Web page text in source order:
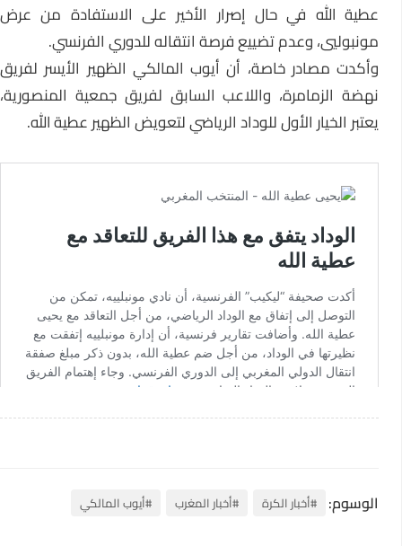
عطية الله في حال إصرار الأخير على الاستفادة من عرض
مونبوليي، وعدم تضييع فرصة انتقاله للدوري الفرنسي.
وأكدت مصادر خاصة، أن أيوب المالكي الظهير الأيسر لفريق
نهضة الزمامرة، واللاعب السابق لفريق جمعية المنصورية،
يعتبر الخيار الأول للوداد الرياضي لتعويض الظهير عطية الله.
الوسوم: #أخبار الكرة #أخبار المغرب #أيوب المالكي